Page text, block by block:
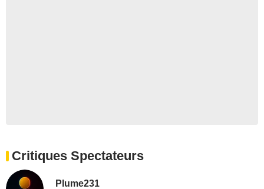
Critiques Spectateurs
Plume231